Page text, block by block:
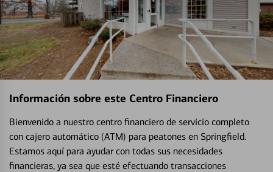
Información sobre este Centro Financiero
Bienvenido a nuestro centro financiero de servicio completo
con cajero automático (ATM) para peatones en Springfield.
Estamos aquí para ayudar con todas sus necesidades
financieras, ya sea que esté efectuando transacciones